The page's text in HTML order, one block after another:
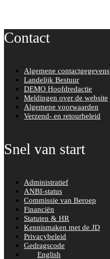
Contact
Algemene contactgegevens
Landelijk Bestuur
DEMO Hoofdredactie
Meldingen over de website
Algemene voorwaarden
Verzend- en retourbeleid
Snel van start
Administratief
ANBI-status
Commissie van Beroep
Financiën
Statuten & HR
Kennismaken met de JD
Privacybeleid
Gedragscode
English